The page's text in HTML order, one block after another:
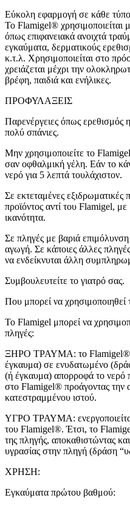
Εύκολη εφαρμογή σε κάθε
Το Flamigel® χρησιμοποιείται
όπως επιφανειακά ανοιχτά
εγκαύματα, δερματικούς
κ.τ.λ. Χρησιμοποιείται στο
χρειάζεται μέχρι την
βρέφη, παιδιά και ενήλικες.
ΠΡΟΦΥΛΑΞΕΙΣ
Παρενέργειες όπως ερεθισμός η
πολύ σπάνιες.
Μην χρησιμοποιείτε το
σαν οφθαλμική γέλη. Εάν το
νερό για 5 λεπτά τουλάχιστον.
Σε εκτεταμένες εξιδρωματικές
προϊόντος αντί του Flamigel,
ικανότητα.
Σε πληγές με βαριά
αγωγή. Σε κάποιες άλλες πληγές
να ενδείκνυται άλλη
Συμβουλευτείτε το γιατρό σας.
Που μπορεί να
Το Flamigel μπορεί να
πληγές:
ΞΗΡΟ ΤΡΑΥΜΑ: το Flamigel®
έγκαυμα) σε ενυδατωμένο
(ή έγκαυμα) απορροφά το νερό
στο Flamigel® προάγοντας
κατεστραμμένου ιστού.
ΥΓΡΟ ΤΡΑΥΜΑ:
του Flamigel®. Έτσι, το
της πληγής, αποκαθιστώντας
υγρασίας στην πληγή (δράση
ΧΡΗΣΗ:
Εγκαύματα πρώτου βαθμού: